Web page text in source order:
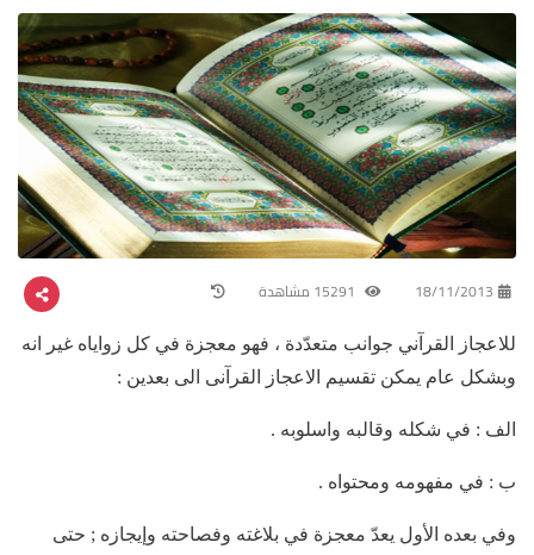
18/11/2013
للاعجاز القرآني جوانب متعدّدة ، فهو معجزة في كل زواياه غير انه
وبشكل عام يمكن تقسيم الاعجاز القرآنى الى بعدين :
الف : في شكله وقالبه واسلوبه .
ب : في مفهومه ومحتواه .
وفي بعده الأول يعدّ معجزة في بلاغته وفصاحته وإيجازه ; حتى